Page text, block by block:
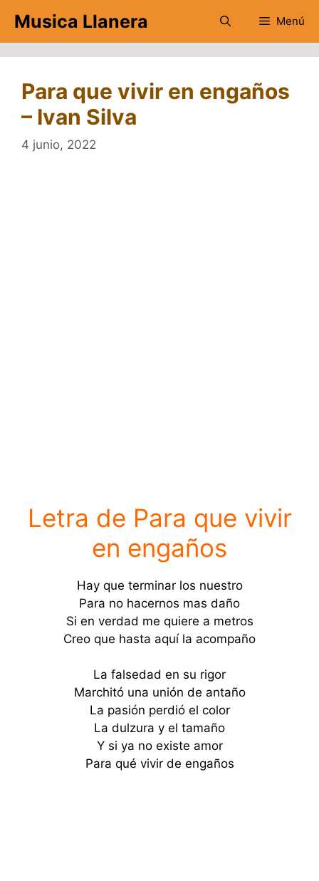
contenido
Musica Llanera Menú
Para que vivir en engaños
– Ivan Silva
4 junio, 2022
Letra de Para que vivir
en engaños
Hay que terminar los nuestro
Para no hacernos mas daño
Si en verdad me quiere a metros
Creo que hasta aquí la acompaño
La falsedad en su rigor
Marchitó una unión de antaño
La pasión perdió el color
La dulzura y el tamaño
Y si ya no existe amor
Para qué vivir de engaños